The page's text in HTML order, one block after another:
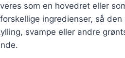
som en hovedret eller
ingredienser, så
svampe eller andre